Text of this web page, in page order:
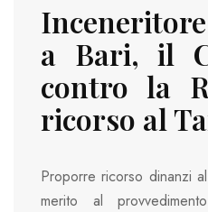
a Bari, il
contro la
ricorso al
Proporre ricorso dinanzi
merito al